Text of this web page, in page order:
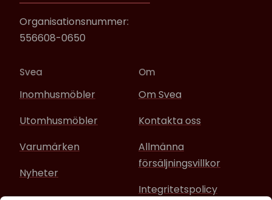
Organisationsnummer:
556608-0650
Svea
Inomhusmöbler
Utomhusmöbler
Varumärken
Nyheter
Om
Om Svea
Kontakta oss
Allmänna
försäljningsvillkor
Integritetspolicy